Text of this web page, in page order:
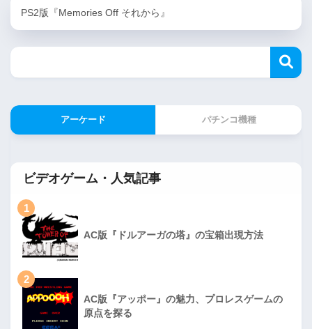
PS2版『Memories Off それから』
アーケード パチンコ機種
ビデオゲーム・人気記事
1
AC版『ドルアーガの塔』の宝箱出現方法
2
AC版『アッポー』の魅力、プロレスゲームの
原点を探る